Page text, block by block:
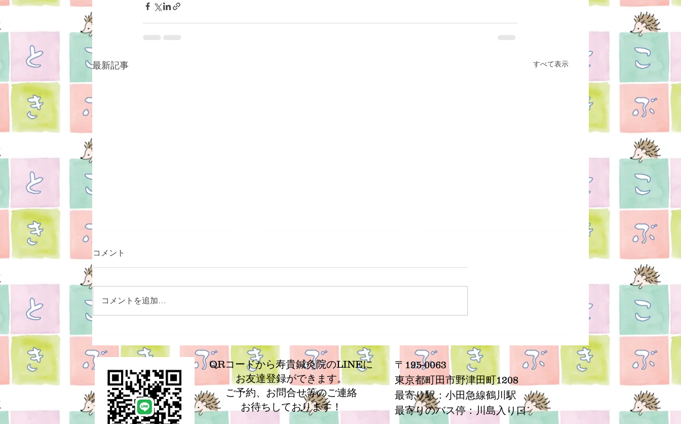
最新記事 すべて表示
腰痛の人にある共通項 なぜブログを書くのか
コメント
コメントを追加…
QRコードから寿貴鍼灸院のLINEに
お友達登録ができます。
ご予約、お問合せ等のご連絡
お待ちしております！
〒195-0063
​東京都町田市野津田町1208
最寄り駅：小田急線鶴川駅
​最寄りのバス停：川島入り口